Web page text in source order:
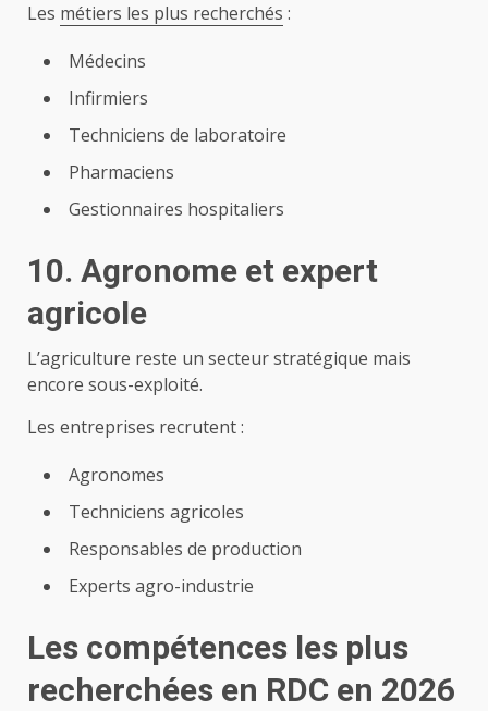
Les métiers les plus recherchés :
Médecins
Infirmiers
Techniciens de laboratoire
Pharmaciens
Gestionnaires hospitaliers
10. Agronome et expert
agricole
L’agriculture reste un secteur stratégique mais
encore sous-exploité.
Les entreprises recrutent :
Agronomes
Techniciens agricoles
Responsables de production
Experts agro-industrie
Les compétences les plus
recherchées en RDC en 2026